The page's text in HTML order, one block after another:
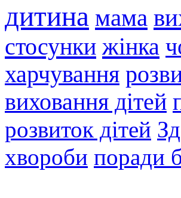
дитина мама
стосунки жінка
харчування
виховання дітей
розвиток дітей
хвороби поради